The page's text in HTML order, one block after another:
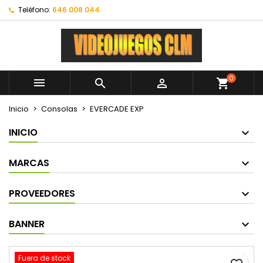
Teléfono: 646 008 044
   shopping_cart0
Inicio Consolas EVERCADE EXP
INICIO
MARCAS
PROVEEDORES
BANNER
Fuera de stock